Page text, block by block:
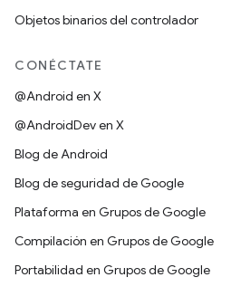
Objetos binarios del controlador
CONÉCTATE
@Android en X
@AndroidDev en X
Blog de Android
Blog de seguridad de Google
Plataforma en Grupos de Google
Compilación en Grupos de Google
Portabilidad en Grupos de Google